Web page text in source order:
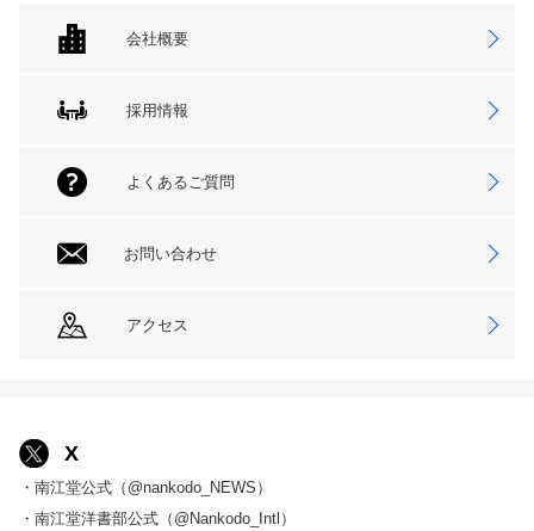
会社概要
採用情報
よくあるご質問
お問い合わせ
アクセス
X
・南江堂公式（@nankodo_NEWS）
・南江堂洋書部公式（@Nankodo_Intl）